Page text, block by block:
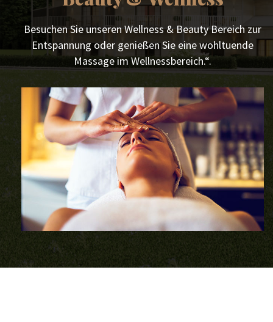
Besuchen Sie unseren Wellness & Beauty Bereich zur
Entspannung oder genießen Sie eine wohltuende
Massage im Wellnessbereich.“.